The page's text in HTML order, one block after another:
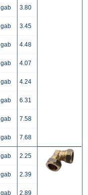
gab 3.80
gab 3.45
gab 4.48
gab 4.07
gab 4.24
gab 6.31
gab 7.58
gab 7.68
gab 2.25
gab 2.39
gab 2.89